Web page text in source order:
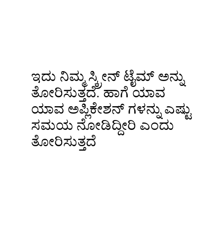
ಇದು ನಿಮ್ಮ ಸ್ಕ್ರೀನ್ ಟೈಮ್ ಅನ್ನು
ತೋರಿಸುತ್ತದೆ. ಹಾಗೆ ಯಾವ
ಯಾವ ಅಪ್ಲಿಕೇಶನ್ ಗಳನ್ನು ಎಷ್ಟು
ಸಮಯ ನೋಡಿದ್ದೀರಿ ಎಂದು
ತೋರಿಸುತ್ತದೆ